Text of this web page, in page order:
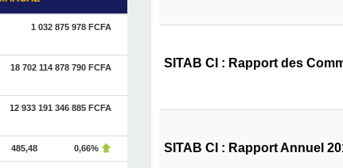
1 032 875 978 FCFA
18 702 114 878 790 FCFA
12 933 191 346 885 FCFA
485,48 0,66%
SITAB CI : Rapport des
SITAB CI : Rapport Annuel